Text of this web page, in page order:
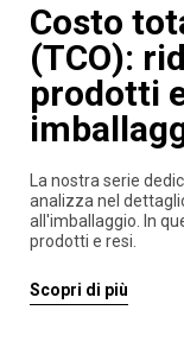
Costo
(TCO):
prodotti
La nostra serie
analizza nel
all'imballaggio. In
prodotti e resi.
Scopri di più